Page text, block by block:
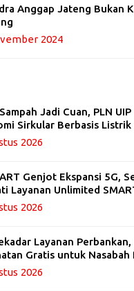
Anggap Jateng Bukan
2024
Jadi Cuan, PLN
Sirkular Berbasis Listrik
2026
Genjot Ekspansi 5G,
Layanan Unlimited
2026
Layanan Perbankan,
Gratis untuk Nasabah
2026